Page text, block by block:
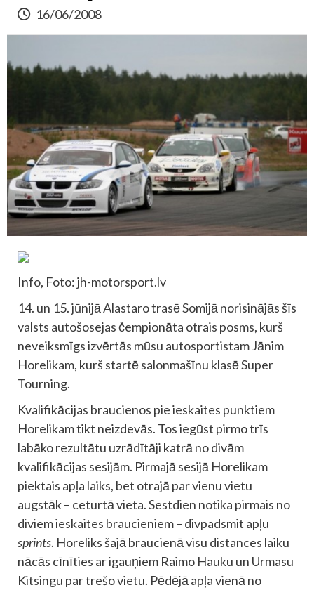
16/06/2008
Info, Foto: jh-motorsport.lv
14. un 15. jūnijā Alastaro trasē Somijā norisinājās šīs
valsts autošosejas čempionāta otrais posms, kurš
neveiksmīgs izvērtās mūsu autosportistam Jānim
Horelikam, kurš startē salonmašīnu klasē Super
Tourning.
Kvalifikācijas braucienos pie ieskaites punktiem
Horelikam tikt neizdevās. Tos iegūst pirmo trīs
labāko rezultātu uzrādītāji katrā no divām
kvalifikācijas sesijām. Pirmajā sesijā Horelikam
piektais apļa laiks, bet otrajā par vienu vietu
augstāk – ceturtā vieta. Sestdien notika pirmais no
diviem ieskaites braucieniem – divpadsmit apļu
sprints. Horeliks šajā braucienā visu distances laiku
nācās cīnīties ar igauņiem Raimo Hauku un Urmasu
Kitsingu par trešo vietu. Pēdējā apļa vienā no